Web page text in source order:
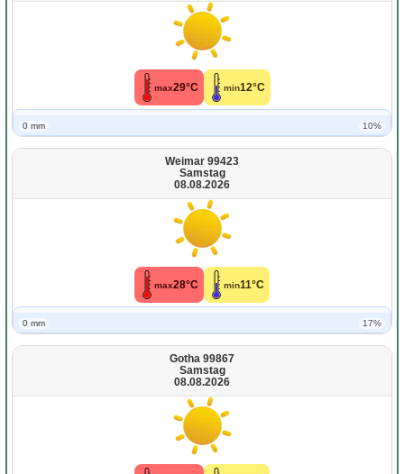
max29°C min12°C
0 mm 10%
Weimar 99423
Samstag
08.08.2026
max28°C min11°C
0 mm 17%
Gotha 99867
Samstag
08.08.2026